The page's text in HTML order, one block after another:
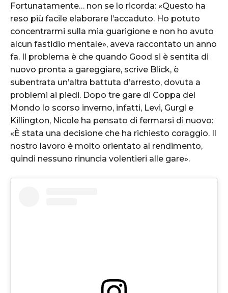
Fortunatamente… non se lo ricorda: «Questo ha
reso più facile elaborare l’accaduto. Ho potuto
concentrarmi sulla mia guarigione e non ho avuto
alcun fastidio mentale», aveva raccontato un anno
fa. Il problema è che quando Good si è sentita di
nuovo pronta a gareggiare, scrive Blick, è
subentrata un’altra battuta d’arresto, dovuta a
problemi ai piedi. Dopo tre gare di Coppa del
Mondo lo scorso inverno, infatti, Levi, Gurgl e
Killington, Nicole ha pensato di fermarsi di nuovo:
«È stata una decisione che ha richiesto coraggio. Il
nostro lavoro è molto orientato al rendimento,
quindi nessuno rinuncia volentieri alle gare».